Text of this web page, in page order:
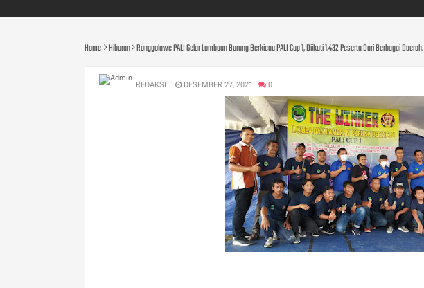
Home Hiburan Ronggolawe PALI Gelar Lombaan Burung Berkicau PALI Cup 1, Diikuti 1.432 Peserta Dari Berbagai Daerah.
REDAKSI DESEMBER 27, 2021 0